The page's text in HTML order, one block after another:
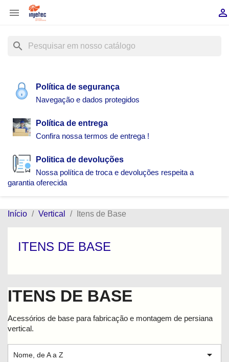
 
search
Política de segurança
Navegação e dados protegidos
Política de entrega
Confira nossa termos de entrega !
Politica de devoluções
Nossa política de troca e devoluções respeita a
garantia oferecida
Início Vertical Itens de Base
ITENS DE BASE
ITENS DE BASE
Acessórios de base para fabricação e montagem de persiana
vertical.
Nome, de A a Z 